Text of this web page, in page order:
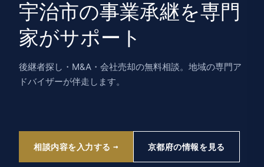
宇治市の事業承継を専門
家がサポート
後継者探し・M&A・会社売却の無料相談。地域の専門ア
ドバイザーが伴走します。
相談内容を入力する 京都府の情報を見る